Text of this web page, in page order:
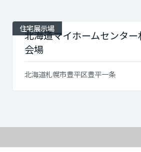
住宅展示場
北海道マイホームセンター
会場
北海道札幌市豊平区豊平一条